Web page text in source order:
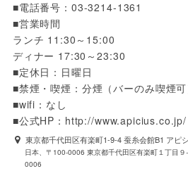
■電話番号：03-3214-1361
■営業時間
ランチ 11:30～15:00
ディナー 17:30～23:30
■定休日：日曜日
■禁煙・喫煙：分煙（バーのみ喫煙可
■wifi：なし
■公式HP：http://www.apicius.co.jp/
東京都千代田区有楽町1-9-4 蚕糸会館B1 アピ
日本、〒100-0006 東京都千代田区有楽町１丁目
0006